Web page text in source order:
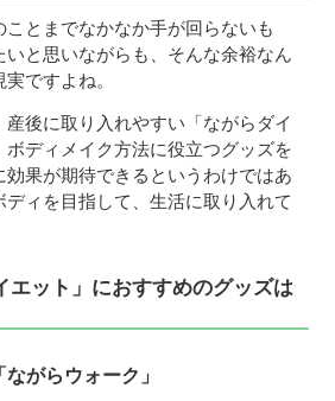
とまでなかなか手が回らないも
と思いながらも、そんな余裕なん
ですよね。
後に取り入れやすい「ながらダイ
ボディメイク方法に役立つグッズを
効果が期待できるというわけではあ
ディを目指して、生活に取り入れて
エット」におすすめのグッズは
がらウォーク」